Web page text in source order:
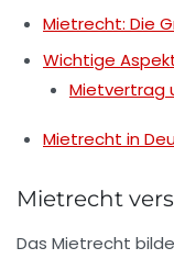
Mietrecht: Die
Wichtige
Mietvertrag
Mietrecht in
Mietrecht
Das Mietrecht